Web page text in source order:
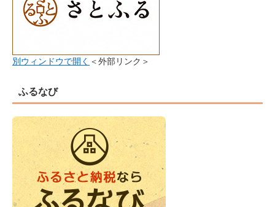
別ウィンドウで開く ＜外部リンク＞
ふるなび